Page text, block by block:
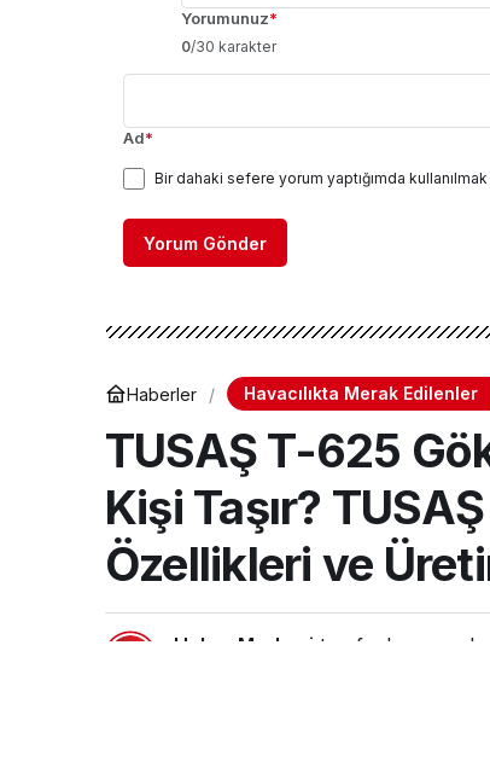
Yorumunuz*
0/30 karakter
Ad*
Bir dahaki sefere yorum yaptığımda
Yorum Gönder
Haberler Havacılıkta Merak Edilenler
TUSAŞ T-625
Kişi Taşır?
Özellikleri ve
Haber Merkezi tarafından